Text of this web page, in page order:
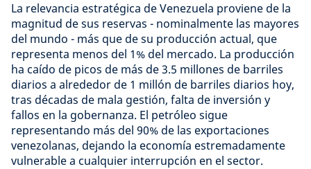
La relevancia estratégica de Venezuela proviene de la
magnitud de sus reservas - nominalmente las mayores
del mundo - más que de su producción actual, que
representa menos del 1% del mercado. La producción
ha caído de picos de más de 3.5 millones de barriles
diarios a alrededor de 1 millón de barriles diarios hoy,
tras décadas de mala gestión, falta de inversión y
fallos en la gobernanza. El petróleo sigue
representando más del 90% de las exportaciones
venezolanas, dejando la economía estremadamente
vulnerable a cualquier interrupción en el sector.